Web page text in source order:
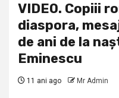
VIDEO. Copiii
diaspora,
de ani de la
Eminescu
11 ani ago Mr Admin